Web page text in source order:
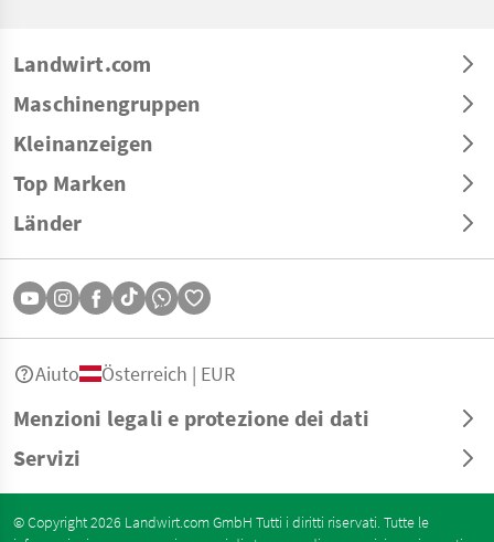
Landwirt.com
Maschinengruppen
Kleinanzeigen
Top Marken
Länder
Menzioni legali e protezione dei dati
Servizi
Aiuto Österreich | EUR
© Copyright 2026 Landwirt.com GmbH Tutti i diritti riservati. Tutte le